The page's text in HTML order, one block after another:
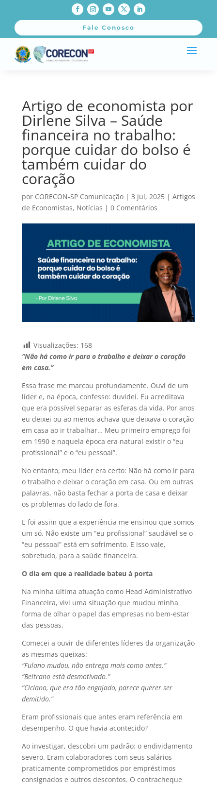
Fale Conosco
Artigo de economista por
Dirlene Silva – Saúde
financeira no trabalho:
porque cuidar do bolso é
também cuidar do
coração
por CORECON-SP Comunicação| 3 jul, 2025| Artigos
de Economistas, Notícias | 0 Comentários
Visualizações: 168
“Não há como ir para o trabalho e deixar o coração
em casa.”
Essa frase me marcou profundamente. Ouvi de um
líder e, na época, confesso: duvidei. Eu acreditava
que era possível separar as esferas da vida. Por anos
eu deixei ou ao menos achava que deixava o coração
em casa ao ir trabalhar… Meu primeiro emprego foi
em 1990 e naquela época era natural existir o “eu
profissional” e o “eu pessoal”.
No entanto, meu líder era certo: Não há como ir para
o trabalho e deixar o coração em casa. Ou em outras
palavras, não basta fechar a porta de casa e deixar
os problemas do lado de fora.
E foi assim que a experiência me ensinou que somos
um só. Não existe um “eu profissional” saudável se o
“eu pessoal” está em sofrimento. E isso vale,
sobretudo, para a saúde financeira.
O dia em que a realidade bateu à porta
Na minha última atuação como Head Administrativo
Financeira, vivi uma situação que mudou minha
forma de olhar o papel das empresas no bem-estar
das pessoas.
Comecei a ouvir de diferentes líderes da organização
as mesmas queixas:
“Fulano mudou, não entrega mais como antes.”
“Beltrano está desmotivado.”
“Ciclano, que era tão engajado, parece querer ser
demitido.”
Eram profissionais que antes eram referência em
desempenho. O que havia acontecido?
Ao investigar, descobri um padrão: o endividamento
severo. Eram colaboradores com seus salários
praticamente comprometidos por empréstimos
consignados e outros descontos. O contracheque